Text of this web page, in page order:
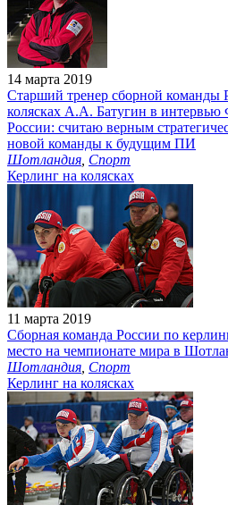
14 марта 2019
Старший тренер сборной команды
колясках А.А. Батугин в интервью
России: считаю верным
новой команды к будущим ПИ
Шотландия Спорт
Керлинг на колясках
11 марта 2019
Сборная команда России по
место на чемпионате мира в
Шотландия Спорт
Керлинг на колясках